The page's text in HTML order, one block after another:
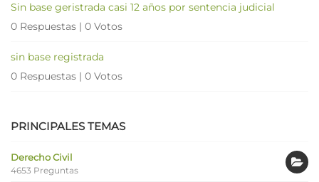
Sin base geristrada casi 12 años por sentencia judicial
0 Respuestas | 0 Votos
sin base registrada
0 Respuestas | 0 Votos
PRINCIPALES TEMAS
Derecho Civil
4653 Preguntas